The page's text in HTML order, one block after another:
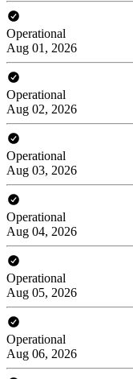
Operational
Aug 01, 2026
Operational
Aug 02, 2026
Operational
Aug 03, 2026
Operational
Aug 04, 2026
Operational
Aug 05, 2026
Operational
Aug 06, 2026